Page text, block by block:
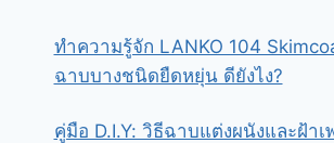
ทำความรู้จัก LANKO 104
ฉาบบางชนิดยืดหยุ่น ดียังไง?
คู่มือ D.I.Y: วิธีฉาบแต่งผนังและฝ้าเ